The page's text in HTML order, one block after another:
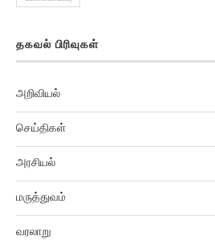
தகவல் பிரிவுகள்
அறிவியல்
செய்திகள்
அரசியல்
மருத்துவம்
வரலாறு